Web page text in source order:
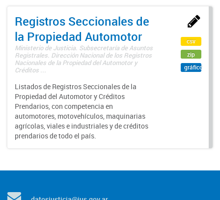
Registros Seccionales de
la Propiedad Automotor
Ministerio de Justicia. Subsecretaría de Asuntos
Registrales. Dirección Nacional de los Registros
Nacionales de la Propiedad del Automotor y
Créditos ...
Listados de Registros Seccionales de la
Propiedad del Automotor y Créditos
Prendarios, con competencia en
automotores, motovehículos, maquinarias
agrícolas, viales e industriales y de créditos
prendarios de todo el país.
csv
zip
gráfico